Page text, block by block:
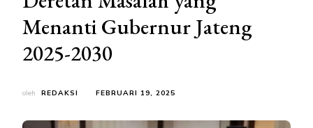
Menanti Gubernur Jateng
2025-2030
oleh REDAKSI FEBRUARI 19, 2025